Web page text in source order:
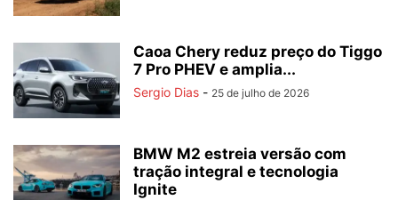
Caoa Chery reduz preço do Tiggo
7 Pro PHEV e amplia...
Sergio Dias - 25 de julho de 2026
BMW M2 estreia versão com
tração integral e tecnologia
Ignite